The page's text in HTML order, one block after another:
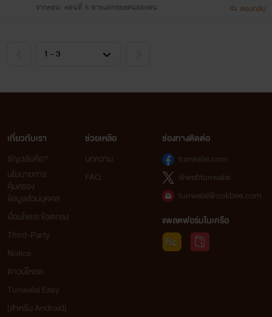
5.Myอชิรา
สามารถติดตามฉบับเต็มได้ใน
รูปแบบ E-Book
ที่ www.mebmarket.com
ขอบคุณทุกคนที่สนับสนุนและ
ติดตามมาตลอดนะคะ
จากตอน: ตอนที่ 6 ทางแยกของคนสองคน ตอบกลับ
เกี่ยวกับเรา
ธัญวลัยคือ?
นโยบายการ
คุ้มครอง
ข้อมูลส่วนบุคคล
เงื่อนไขและข้อตกลง
Third-Party
Notice
ดาวน์โหลด
Tunwalai Easy
(สำหรับ Android)
ช่วยเหลือ
บทความ
FAQ
ช่องทางติดต่อ
tunwalai.com
@webtunwalai
tunwalai@ookbee.com
แพลตฟอร์มในเครือ